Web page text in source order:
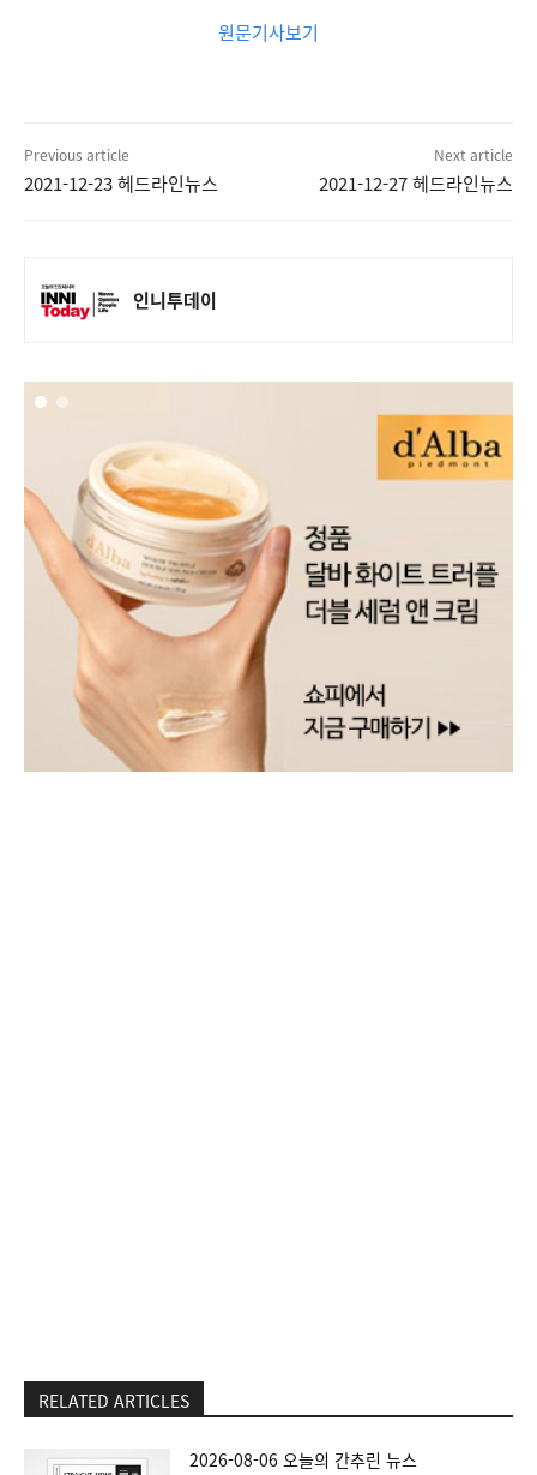
원문기사보기
Previous article
2021-12-23 헤드라인뉴스
Next article
2021-12-27 헤드라인뉴스
인니투데이
RELATED ARTICLES
2026-08-06 오늘의 간추린 뉴스